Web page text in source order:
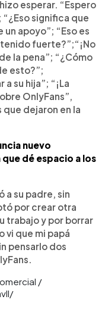
esperar. “Espero
significa que
un apoyo”; “Eso es
fuerte?”;“¡No
la pena”; “¿Cómo
esto?”;
su hija”; “¡La
OnlyFans”,
dejaron en la
nuevo
dé espacio a los
a su padre, sin
por crear otra
trabajo y por borrar
vi que mi papá
pensarlo dos
/